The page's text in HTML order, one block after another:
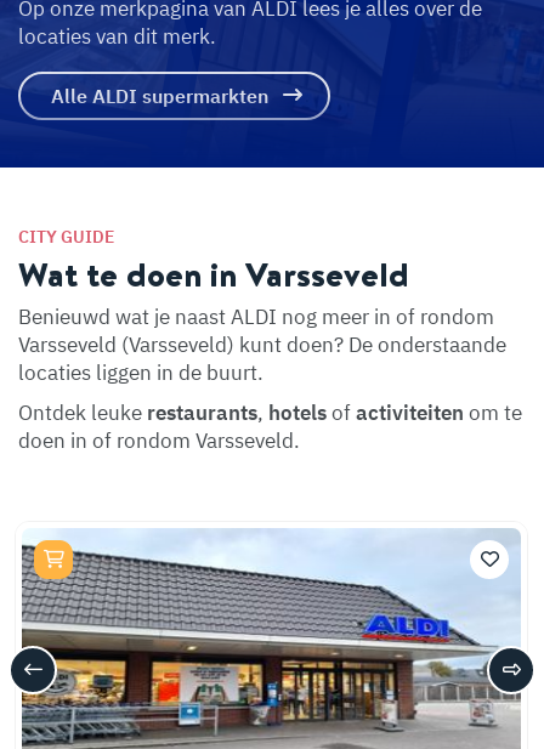
Op onze merkpagina van ALDI lees je alles over de
locaties van dit merk.
Alle ALDI supermarkten
CITY GUIDE
Wat te doen in Varsseveld
Benieuwd wat je naast ALDI nog meer in of rondom
Varsseveld (Varsseveld) kunt doen? De onderstaande
locaties liggen in de buurt.
Ontdek leuke restaurants, hotelsofactiviteiten om te
doen in of rondom Varsseveld.